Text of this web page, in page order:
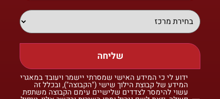
שליחה
ידוע לי כי המידע האישי שמסרתי יישמר ויעובד במאגרי
המידע של קבוצת הילוך שישי ("הקבוצה"), ובכלל זה
עשוי להימסר לצדדים שלישיים עימם הקבוצה משתפת